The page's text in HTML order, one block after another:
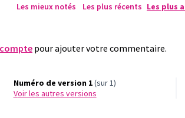
Les mieux notés Les plus récents Les plus
pour ajouter votre commentaire.
Numéro de version 1(sur 1)
voir les autres versions